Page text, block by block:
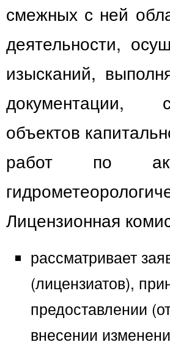
смежных с ней
деятельности,
изысканий,
документации,
объектов
работ по
Лицензионная
рассматривает
(лицензиатов),
предоставлении
внесении